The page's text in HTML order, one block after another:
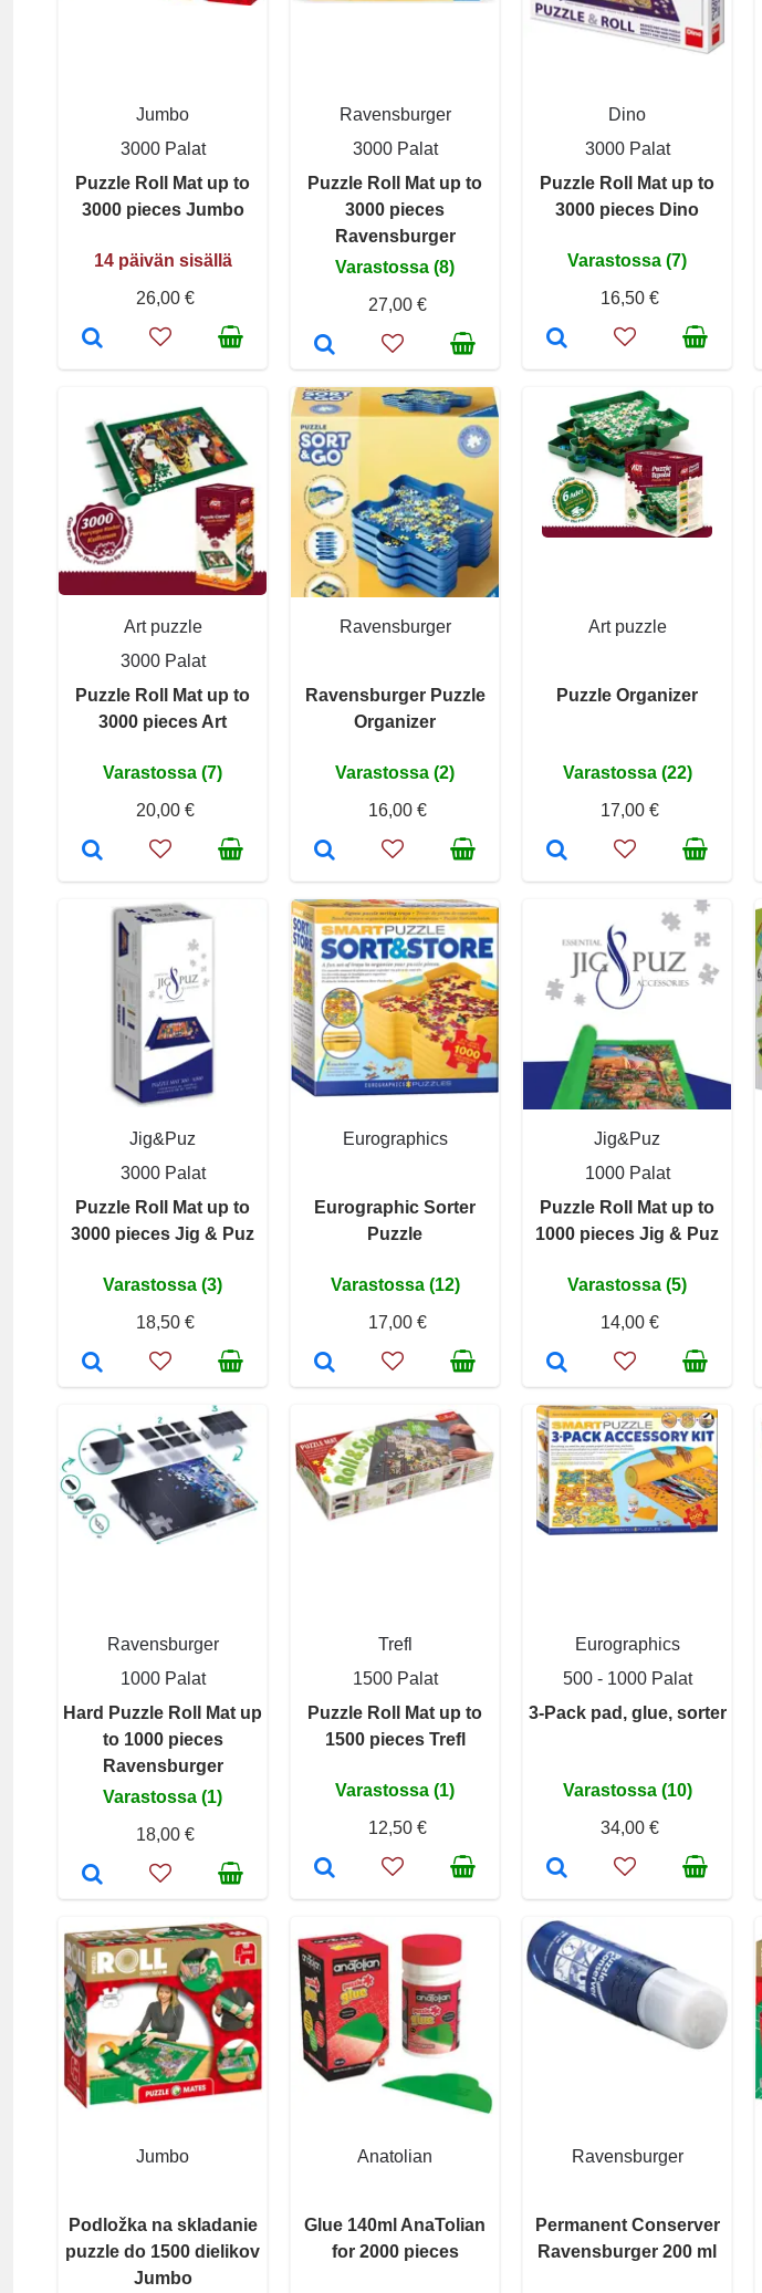
Jumbo
3000 Palat
Puzzle Roll Mat up to
3000 pieces Jumbo
14 päivän sisällä
26,00 €
Ravensburger
3000 Palat
Puzzle Roll Mat up to
3000 pieces
Ravensburger
Varastossa (8)
27,00 €
Dino
3000 Palat
Puzzle Roll Mat up to
3000 pieces Dino
Varastossa (7)
16,50 €
Art puzzle
3000 Palat
Puzzle Roll Mat up to
3000 pieces Art
Varastossa (7)
20,00 €
Ravensburger
Ravensburger Puzzle
Organizer
Varastossa (2)
16,00 €
Art puzzle
Puzzle Organizer
Varastossa (22)
17,00 €
Jig&Puz
3000 Palat
Puzzle Roll Mat up to
3000 pieces Jig & Puz
Varastossa (3)
18,50 €
Eurographics
Eurographic Sorter
Puzzle
Varastossa (12)
17,00 €
Jig&Puz
1000 Palat
Puzzle Roll Mat up to
1000 pieces Jig & Puz
Varastossa (5)
14,00 €
Ravensburger
1000 Palat
Hard Puzzle Roll Mat up
to 1000 pieces
Ravensburger
Varastossa (1)
18,00 €
Trefl
1500 Palat
Puzzle Roll Mat up to
1500 pieces Trefl
Varastossa (1)
12,50 €
Eurographics
500 - 1000 Palat
3-Pack pad, glue, sorter
Varastossa (10)
34,00 €
Jumbo
Podložka na skladanie
puzzle do 1500 dielikov
Jumbo
Anatolian
Glue 140ml AnaTolian
for 2000 pieces
Ravensburger
Permanent Conserver
Ravensburger 200 ml